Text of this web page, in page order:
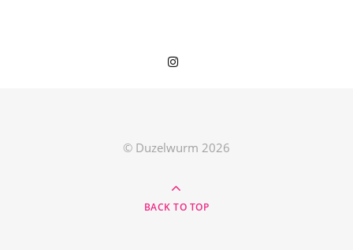
© Duzelwurm 2026
BACK TO TOP